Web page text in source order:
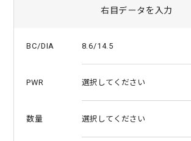
右目データを入力
BC/DIA 8.6/14.5
PWR
数量